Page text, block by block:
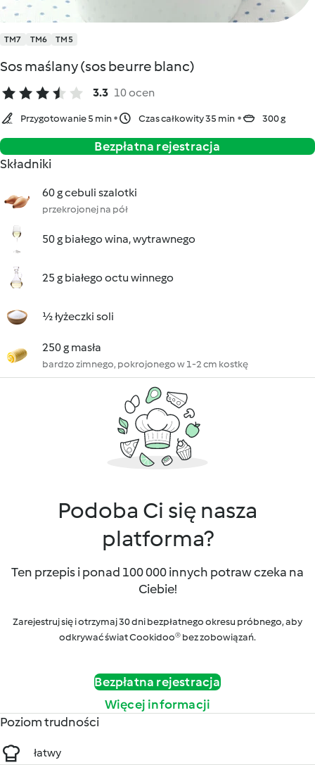
TM7 TM6 TM5
Sos maślany (sos beurre blanc)
3.3 10 ocen
Przygotowanie 5 min Czas całkowity 35 min 300 g
Bezpłatna rejestracja
Składniki
60 g cebuli szalotki
przekrojonej na pół
50 g białego wina, wytrawnego
25 g białego octu winnego
½ łyżeczki soli
250 g masła
bardzo zimnego, pokrojonego w 1-2 cm kostkę
Podoba Ci się nasza
platforma?
Ten przepis i ponad 100 000 innych potraw czeka na
Ciebie!
Zarejestruj się i otrzymaj 30 dni bezpłatnego okresu próbnego, aby
odkrywać świat Cookidoo® bez zobowiązań.
Bezpłatna rejestracja
Więcej informacji
Poziom trudności
łatwy